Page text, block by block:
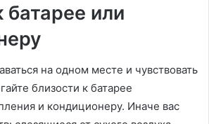
батарее или
на одном месте и чувствовать
близости к батарее
и кондиционеру. Иначе вас